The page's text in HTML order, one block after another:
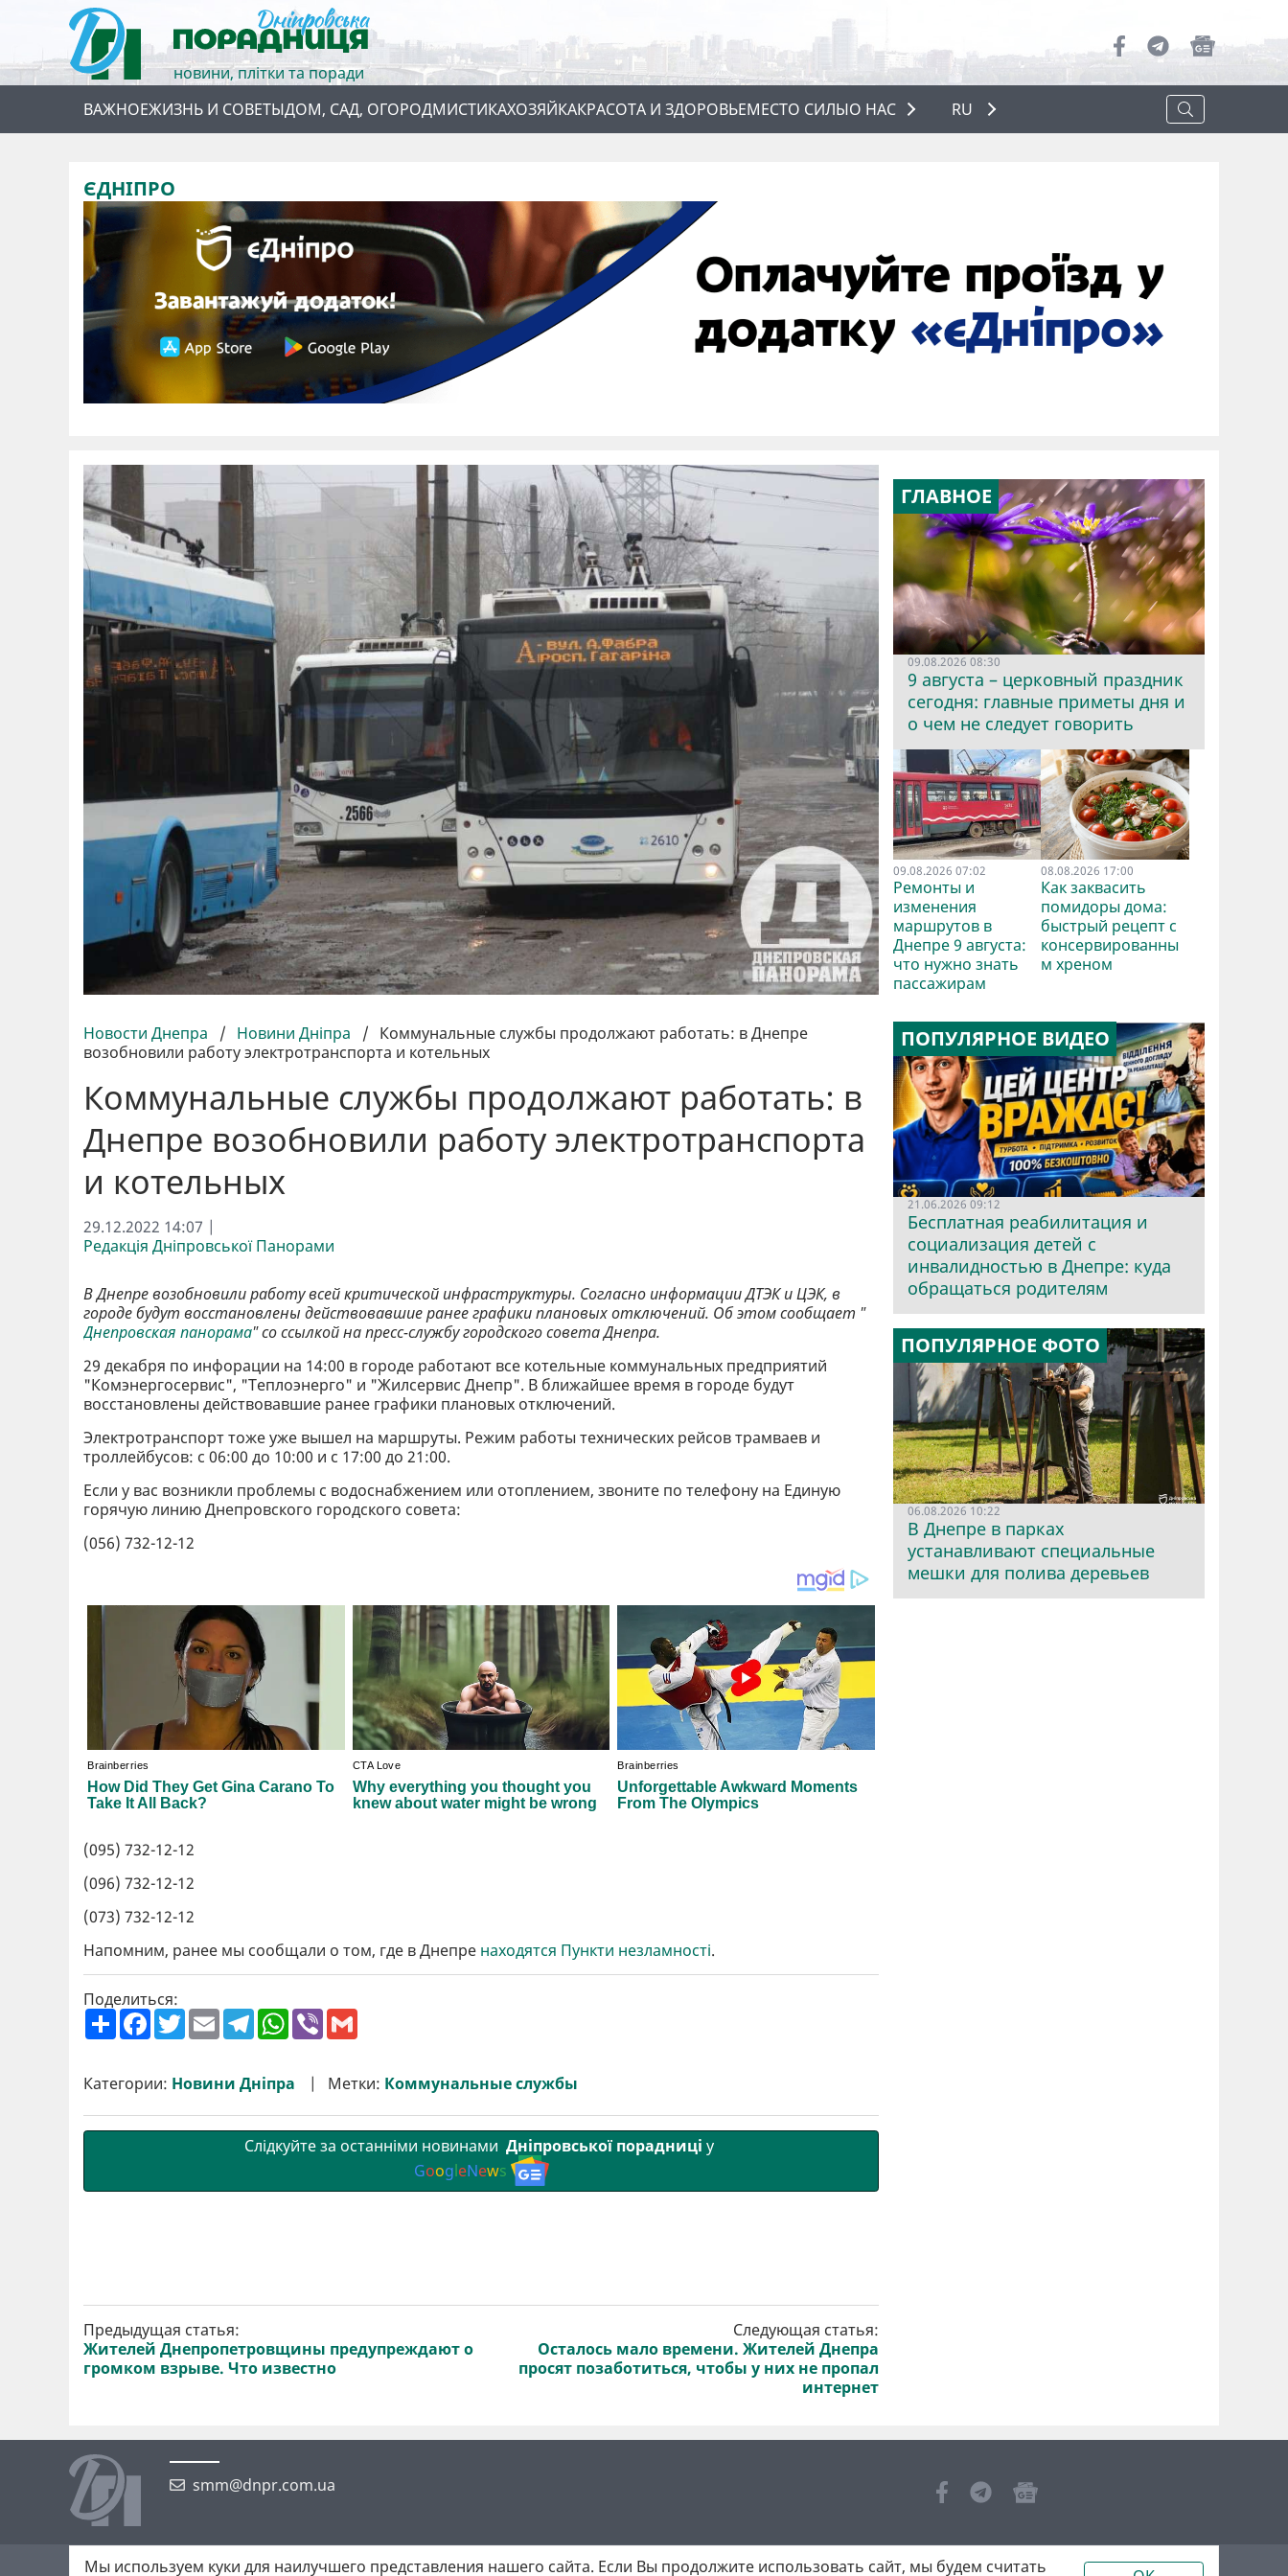
новини, плітки та поради
ВАЖНОЕЖИЗНЬ И СОВЕТЫДОМ, САД, ОГОРОДМИСТИКАХОЗЯЙКАКРАСОТА И ЗДОРОВЬЕМЕСТО СИЛЫО НАС
О НАС
RU
ЄДНІПРО
Новости Днепра / Новини Дніпра / Коммунальные службы продолжают работать: в Днепре
возобновили работу электротранспорта и котельных
Коммунальные службы продолжают работать: в
Днепре возобновили работу электротранспорта
и котельных
29.12.2022 14:07 |
Редакція Дніпровської Панорами
В Днепре возобновили работу всей критической инфраструктуры. Согласно информации ДТЭК и ЦЭК, в
городе будут восстановлены действовавшие ранее графики плановых отключений. Об этом сообщает "
Днепровская панорама" со ссылкой на пресс-службу городского совета Днепра.
29 декабря по инфорации на 14:00 в городе работают все котельные коммунальных предприятий
"Комэнергосервис", "Теплоэнерго" и "Жилсервис Днепр". В ближайшее время в городе будут
восстановлены действовавшие ранее графики плановых отключений.
Электротранспорт тоже уже вышел на маршруты. Режим работы технических рейсов трамваев и
троллейбусов: с 06:00 до 10:00 и с 17:00 до 21:00.
Если у вас возникли проблемы с водоснабжением или отоплением, звоните по телефону на Единую
горячую линию Днепровского городского совета:
(056) 732-12-12
(095) 732-12-12
(096) 732-12-12
(073) 732-12-12
Напомним, ранее мы сообщали о том, где в Днепре находятся Пункти незламності.
Поделиться:
П
о
р
и
F
a
b
o
T
w
t
e
E
m
l
T
e
g
r
W
h
s
A
V
r l
Категории: Новини Дніпра Метки: Коммунальные службы
Слідкуйте за останніми новинами Дніпровської порадниці у
GoogleNews
Предыдущая статья:
Жителей Днепропетровщины предупреждают о
громком взрыве. Что известно
Следующая статья:
Осталось мало времени. Жителей Днепра
просят позаботиться, чтобы у них не пропал
интернет
ГЛАВНОЕ
09.08.2026 08:30
9 августа – церковный праздник
сегодня: главные приметы дня и
о чем не следует говорить
09.08.2026 07:02
Ремонты и
изменения
маршрутов в
Днепре 9 августа:
что нужно знать
пассажирам
08.08.2026 17:00
Как заквасить
помидоры дома:
быстрый рецепт с
консервированны
м хреном
ПОПУЛЯРНОЕ ВИДЕО
21.06.2026 09:12
Бесплатная реабилитация и
социализация детей с
инвалидностью в Днепре: куда
обращаться родителям
ПОПУЛЯРНОЕ ФОТО
06.08.2026 10:22
В Днепре в парках
устанавливают специальные
мешки для полива деревьев
smm@dnpr.com.ua
©2026 https://dnpr.com.ua Дніпровська порадниця
Мы используем куки для наилучшего представления нашего сайта. Если Вы продолжите использовать сайт, мы будем считать